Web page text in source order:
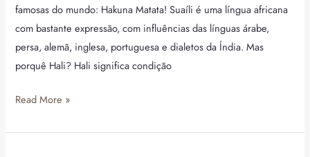
famosas do mundo: Hakuna Matata! Suaíli é uma língua africana
com bastante expressão, com influências das línguas árabe,
persa, alemã, inglesa, portuguesa e dialetos da Índia. Mas
porquê Hali? Hali significa condição
Read More »